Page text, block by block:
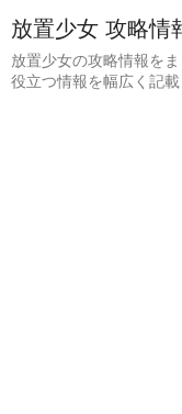
放置少女 攻略情
放置少女の攻略情報を
役立つ情報を幅広く記載